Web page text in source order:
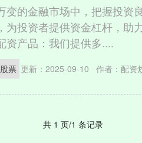
变的金融市场中，把握投资
为投资者提供资金杠杆，助
资产品：我们提供多....
票 更新：2025-09-10 作者：配资
共 1 页/1 条记录